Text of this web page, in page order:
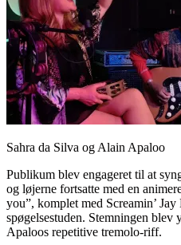
Sahra da Silva og Alain Apaloo
Publikum blev engageret til at
og løjerne fortsatte med en
you”, komplet med Screamin’
spøgelsestuden. Stemningen
Apaloos repetitive tremolo-riff.